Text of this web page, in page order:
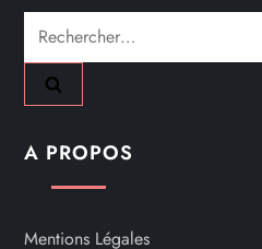
Rechercher :
A PROPOS
Mentions Légales